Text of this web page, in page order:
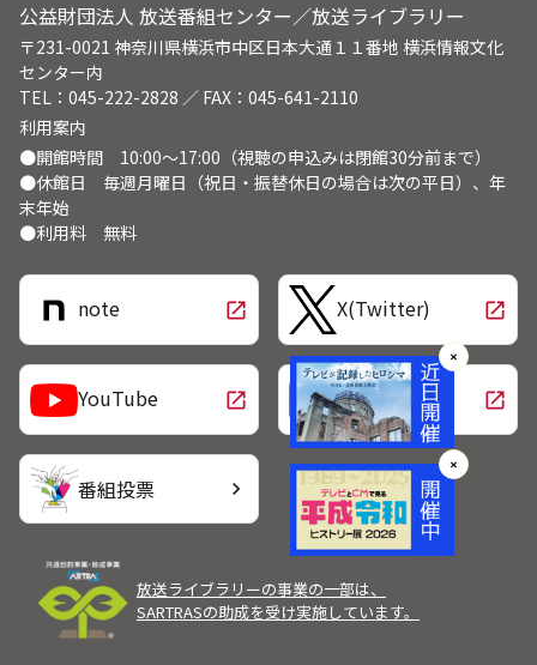
公益財団法人 放送番組センター／放送ライブラリー
〒231-0021 神奈川県横浜市中区日本大通１１番地 横浜情報文化
センター内
TEL：045-222-2828 ／ FAX：045-641-2110
利用案内
●開館時間 10:00～17:00（視聴の申込みは閉館30分前まで）
●休館日 毎週月曜日（祝日・振替休日の場合は次の平日）、年
末年始
●利用料 無料
note open_in_new X(Twitter) open_in_new
YouTube open_in_new LINE open_in_new
番組投票 chevron_right
放送ライブラリーの事業の一部は、
SARTRASの助成を受け実施しています。
✕
✕